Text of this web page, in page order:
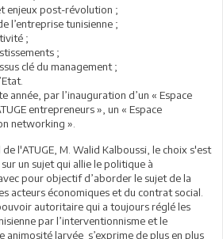
enjeux post-révolution ;
l’entreprise tunisienne ;
;
;
clé du management ;
année, par l’inauguration d’un « Espace
entrepreneurs », un « Espace
networking ».
l'ATUGE, M. Walid Kalboussi, le choix s'est
un sujet qui allie le politique à
pour objectif d’aborder le sujet de la
acteurs économiques et du contrat social.
autoritaire qui a toujours réglé les
par l’interventionnisme et le
larvée s’exprime de plus en plus